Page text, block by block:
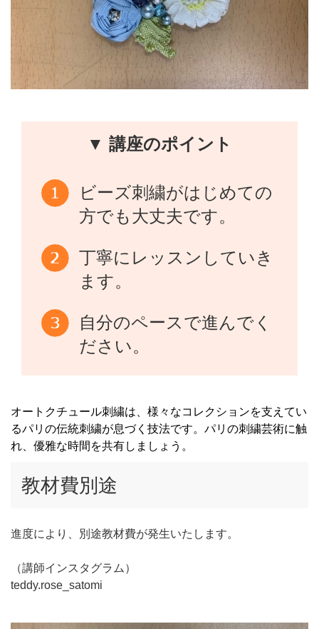
▼ 講座のポイント
ビーズ刺繍がはじめての
方でも大丈夫です。
丁寧にレッスンしていき
ます。
自分のペースで進んでく
ださい。
オートクチュール刺繍は、様々なコレクションを支えてい
るパリの伝統刺繍が息づく技法です。パリの刺繍芸術に触
れ、優雅な時間を共有しましょう。
教材費別途
進度により、別途教材費が発生いたします。
（講師インスタグラム）
teddy.rose_satomi